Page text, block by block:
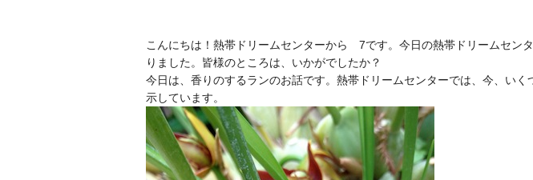
こんにちは！熱帯ドリームセンターから 7です。今日の熱帯ドリームセン
りました。皆様のところは、いかがでしたか？
今日は、香りのするランのお話です。熱帯ドリームセンターでは、今、いく
示しています。